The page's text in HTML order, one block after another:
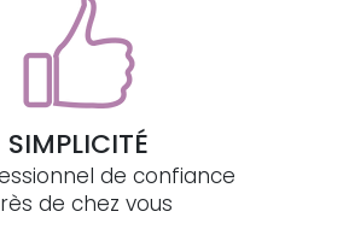
SIMPLICITÉ
de confiance
de chez vous